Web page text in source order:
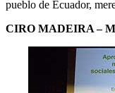
pueblo de Ecuador,
CIRO MADEIRA –